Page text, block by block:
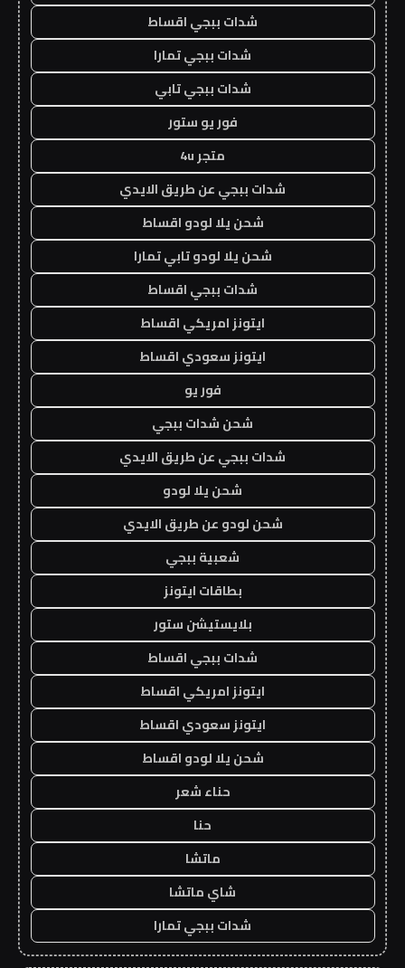
شدات ببجي اقساط
شدات ببجي تمارا
شدات ببجي تابي
فور يو ستور
متجر 4u
شدات ببجي عن طريق الايدي
شحن يلا لودو اقساط
شحن يلا لودو تابي تمارا
شدات ببجي اقساط
ايتونز امريكي اقساط
ايتونز سعودي اقساط
فور يو
شحن شدات ببجي
شدات ببجي عن طريق الايدي
شحن يلا لودو
شحن لودو عن طريق الايدي
شعبية ببجي
بطاقات ايتونز
بلايستيشن ستور
شدات ببجي اقساط
ايتونز امريكي اقساط
ايتونز سعودي اقساط
شحن يلا لودو اقساط
حناء شعر
حنا
ماتشا
شاي ماتشا
شدات ببجي تمارا